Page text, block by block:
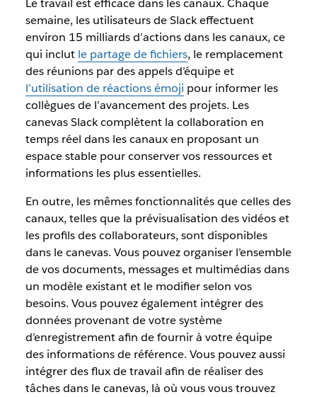
Le travail est efficace dans les canaux. Chaque
semaine, les utilisateurs de Slack effectuent
environ 15 milliards d’actions dans les canaux, ce
qui inclut le partage de fichiers, le remplacement
des réunions par des appels d’équipe et
l’utilisation de réactions émoji pour informer les
collègues de l’avancement des projets. Les
canevas Slack complètent la collaboration en
temps réel dans les canaux en proposant un
espace stable pour conserver vos ressources et
informations les plus essentielles.
En outre, les mêmes fonctionnalités que celles des
canaux, telles que la prévisualisation des vidéos et
les profils des collaborateurs, sont disponibles
dans le canevas. Vous pouvez organiser l’ensemble
de vos documents, messages et multimédias dans
un modèle existant et le modifier selon vos
besoins. Vous pouvez également intégrer des
données provenant de votre système
d’enregistrement afin de fournir à votre équipe
des informations de référence. Vous pouvez aussi
intégrer des flux de travail afin de réaliser des
tâches dans le canevas, là où vous vous trouvez